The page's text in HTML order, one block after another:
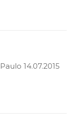
14.07.2015